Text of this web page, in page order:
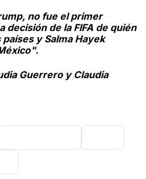
no fue el primer
decisión de la FIFA de quién
y Salma Hayek
Guerrero y Claudia